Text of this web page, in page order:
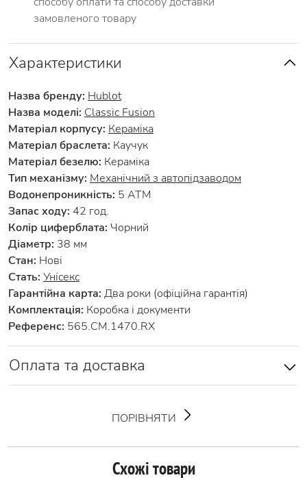
замовленого товару
Характеристики
Назва бренду: Hublot
Назва моделі: Classic Fusion
Матеріал корпусу: Кераміка
Матеріал браслета: Каучук
Матеріал безелю: Кераміка
Тип механізму: Механічний з автопідзаводом
Водонепроникність: 5 АТМ
Запас ходу: 42 год.
Колір циферблата: Чорний
Діаметр: 38 мм
Стан: Нові
Стать: Унісекс
Гарантійна карта: Два роки (офіційна гарантія)
Комплектація: Коробка і документи
Референс: 565.CM.1470.RX
Оплата та доставка
ПОРІВНЯТИ
Схожі товари